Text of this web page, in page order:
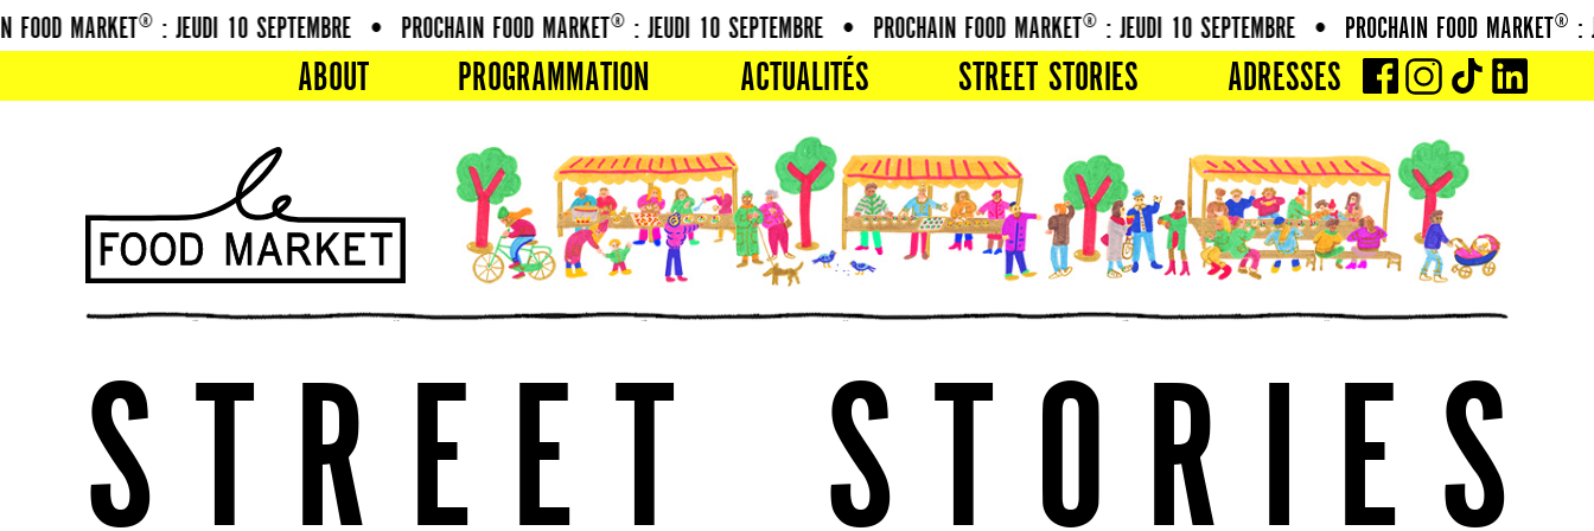
MARKET® : JEUDI 10 SEPTEMBRE • PROCHAIN FOOD MARKET® : JEUDI 10 SEPTEMBRE • PROCHAIN FOOD MARKET® : JEUDI 10 SEPTEMBRE • PROCHAIN FOOD MARKET® :
ABOUT PROGRAMMATION ACTUALITÉS STREET STORIES ADRESSES
S T R E E T S T O R I E S